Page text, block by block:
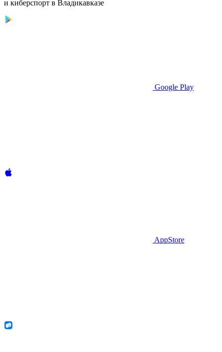
и киберспорт в Владикавказе
Google Play
AppStore